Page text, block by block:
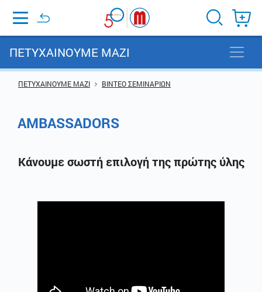
Home
ΠΕΤΥΧΑΙΝΟΥΜΕ ΜΑΖΙ
ΠΕΤΥΧΑΙΝΟΥΜΕ ΜΑΖΙ ΒΙΝΤΕΟ ΣΕΜΙΝΑΡΙΩΝ
AMBASSADORS
Κάνουμε σωστή επιλογή της πρώτης ύλης